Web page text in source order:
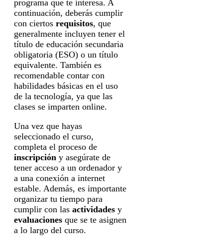
programa que te interesa. A
continuación, deberás cumplir
con ciertos requisitos, que
generalmente incluyen tener el
título de educación secundaria
obligatoria (ESO) o un título
equivalente. También es
recomendable contar con
habilidades básicas en el uso
de la tecnología, ya que las
clases se imparten online.
Una vez que hayas
seleccionado el curso,
completa el proceso de
inscripción y asegúrate de
tener acceso a un ordenador y
a una conexión a internet
estable. Además, es importante
organizar tu tiempo para
cumplir con las actividades y
evaluaciones que se te asignen
a lo largo del curso.